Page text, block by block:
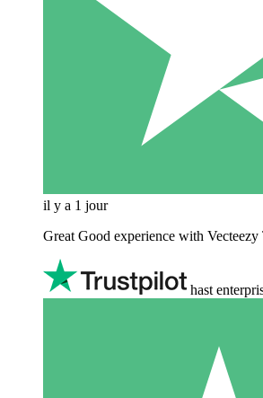
il y a 1 jour
Great Good experience with
hast